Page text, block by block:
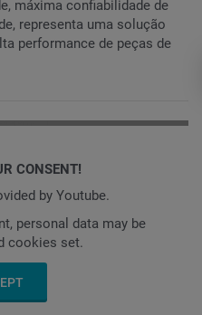
máxima confiabilidade de
representa uma solução
performance de peças de
CONSENT!
by Youtube.
personal data may be
cookies set.